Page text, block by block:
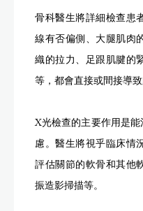
骨科醫生將詳細檢查患
線有否偏側、大腿肌肉
織的拉力、足跟肌腱的
等，都會直接或間接導致
X光檢查的主要作用是
慮。醫生將視乎臨床情
評估關節的軟骨和其他
振造影掃描等。